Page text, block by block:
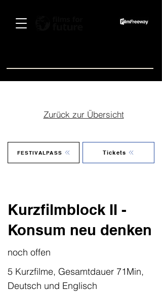
Zurück zur Übersicht
FESTIVALPASS Tickets
Kurzfilmblock II -
Konsum neu denken
noch offen
5 Kurzfilme, Gesamtdauer 71Min,
Deutsch und Englisch